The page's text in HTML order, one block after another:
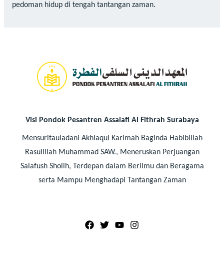
pedoman hidup di tengah tantangan zaman.
Visi Pondok Pesantren Assalafi Al Fithrah Surabaya
Mensuritauladani Akhlaqul Karimah Baginda Habibillah
Rasulillah Muhammad SAW., Meneruskan Perjuangan
Salafush Sholih, Terdepan dalam Berilmu dan Beragama
serta Mampu Menghadapi Tantangan Zaman